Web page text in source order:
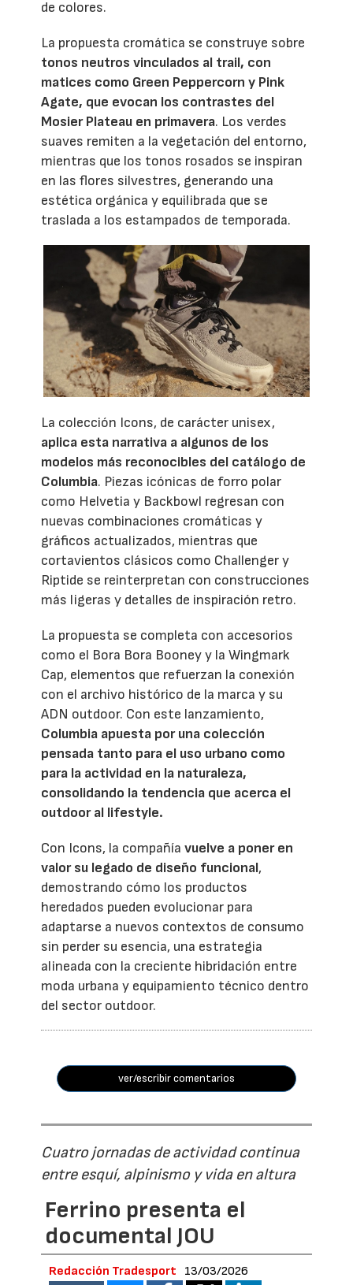
de colores.
La propuesta cromática se construye sobre
tonos neutros vinculados al trail, con
matices como Green Peppercorn y Pink
Agate, que evocan los contrastes del
Mosier Plateau en primavera. Los verdes
suaves remiten a la vegetación del entorno,
mientras que los tonos rosados se inspiran
en las flores silvestres, generando una
estética orgánica y equilibrada que se
traslada a los estampados de temporada.
La colección Icons, de carácter unisex,
aplica esta narrativa a algunos de los
modelos más reconocibles del catálogo de
Columbia. Piezas icónicas de forro polar
como Helvetia y Backbowl regresan con
nuevas combinaciones cromáticas y
gráficos actualizados, mientras que
cortavientos clásicos como Challenger y
Riptide se reinterpretan con construcciones
más ligeras y detalles de inspiración retro.
La propuesta se completa con accesorios
como el Bora Bora Booney y la Wingmark
Cap, elementos que refuerzan la conexión
con el archivo histórico de la marca y su
ADN outdoor. Con este lanzamiento,
Columbia apuesta por una colección
pensada tanto para el uso urbano como
para la actividad en la naturaleza,
consolidando la tendencia que acerca el
outdoor al lifestyle.
Con Icons, la compañíavuelve a poner en
valor su legado de diseño funcional,
demostrando cómo los productos
heredados pueden evolucionar para
adaptarse a nuevos contextos de consumo
sin perder su esencia, una estrategia
alineada con la creciente hibridación entre
moda urbana y equipamiento técnico dentro
del sector outdoor.
ver/escribir comentarios
Cuatro jornadas de actividad continua
entre esquí, alpinismo y vida en altura
Ferrino presenta el
documental JOU
Redacción Tradesport 13/03/2026